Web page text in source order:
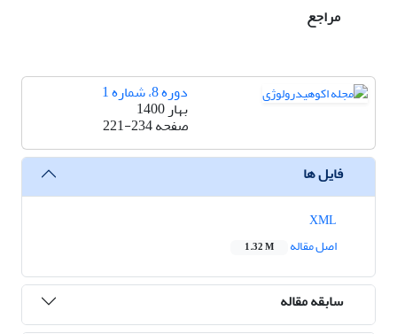
مراجع
دوره 8، شماره 1
بهار 1400
صفحه221-234
فایل ها
اصل مقاله
1.32 M
سابقه مقاله